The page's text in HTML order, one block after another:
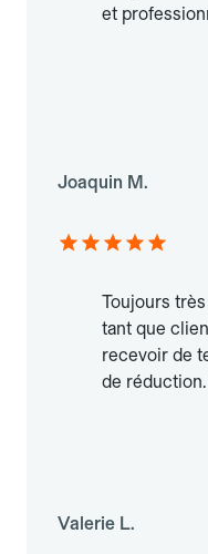
et
Joaquin M.
Toujours
tant que
recevoir de
de
Valerie L.